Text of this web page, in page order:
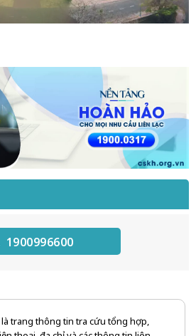
1900996600
là trang thông tin tra cứu tổng hợp,